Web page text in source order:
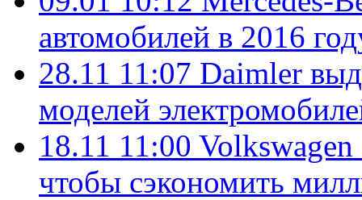
автомобилей в 2016
28.11 11:07 Daimler
моделей
18.11 11:00 Volkswagen
чтобы сэкономить